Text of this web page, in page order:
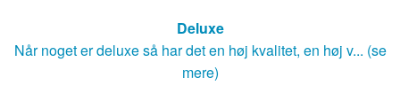
Deluxe
Når noget er deluxe så har det en høj kvalitet, en høj v... (se
mere)